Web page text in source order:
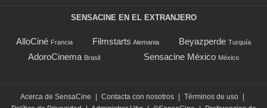
SENSACINE EN EL EXTRANJERO
AlloCiné Francia Filmstarts Alemania Beyazperde Turquía
AdoroCinema Brasil Sensacine México México
Acerca de SensaCine Contacta con nosotros Términos de uso